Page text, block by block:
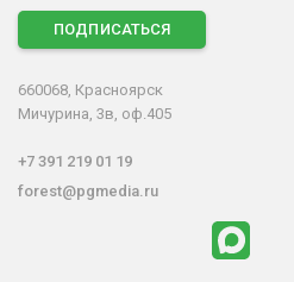
ПОДПИСАТЬСЯ
660068, Красноярск
Мичурина, 3в, оф.405
+7 391 219 01 19
forest@pgmedia.ru